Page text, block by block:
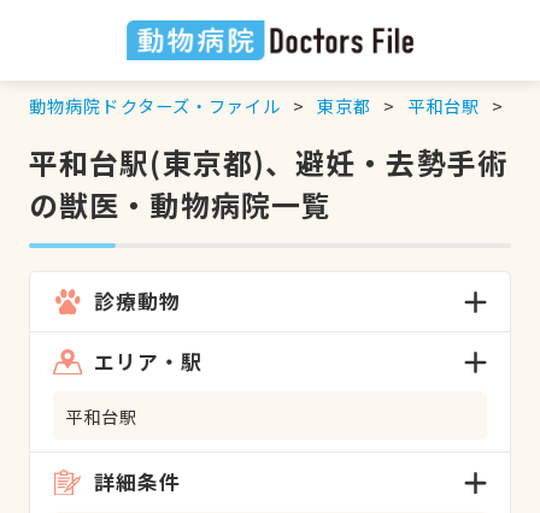
動物病院ドクターズ・ファイル 東京都 平和台駅
平和台駅(東京都)、避妊・去勢手術
の獣医・動物病院一覧
診療動物
エリア・駅
平和台駅
詳細条件